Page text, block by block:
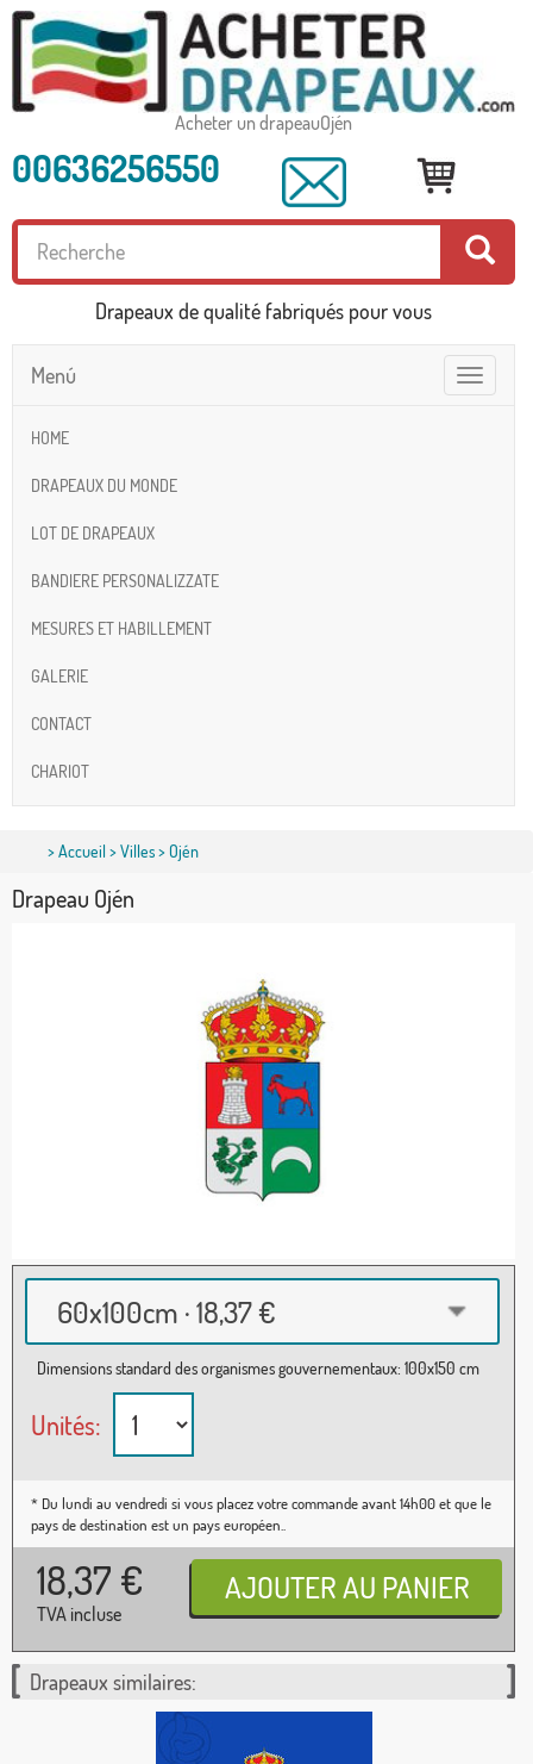
Acheter un drapeauOjén
00636256550
Drapeaux de qualité fabriqués pour vous
Toggle
navigation
Menú
HOME
DRAPEAUX DU MONDE
LOT DE DRAPEAUX
BANDIERE PERSONALIZZATE
MESURES ET HABILLEMENT
GALERIE
CONTACT
CHARIOT
>Accueil>Villes> Ojén
Drapeau Ojén
60x100cm · 18,37 €
Dimensions standard des organismes gouvernementaux: 100x150 cm
Unités:
* Du lundi au vendredi si vous placez votre commande avant 14h00 et que le
pays de destination est un pays européen..
18,37 €
TVA incluse
Drapeaux similaires: